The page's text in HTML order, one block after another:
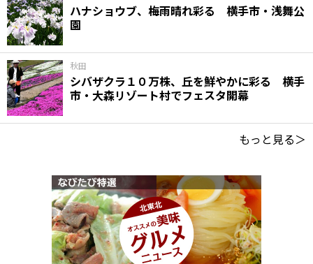
ハナショウブ、梅雨晴れ彩る 横手市・浅舞公
園
秋田
シバザクラ１０万株、丘を鮮やかに彩る 横手
市・大森リゾート村でフェスタ開幕
もっと見る＞